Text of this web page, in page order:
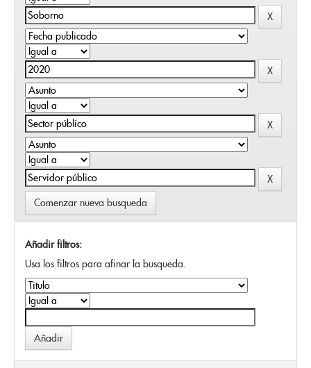
Comenzar nueva busqueda
Añadir filtros:
Usa los filtros para afinar la busqueda.